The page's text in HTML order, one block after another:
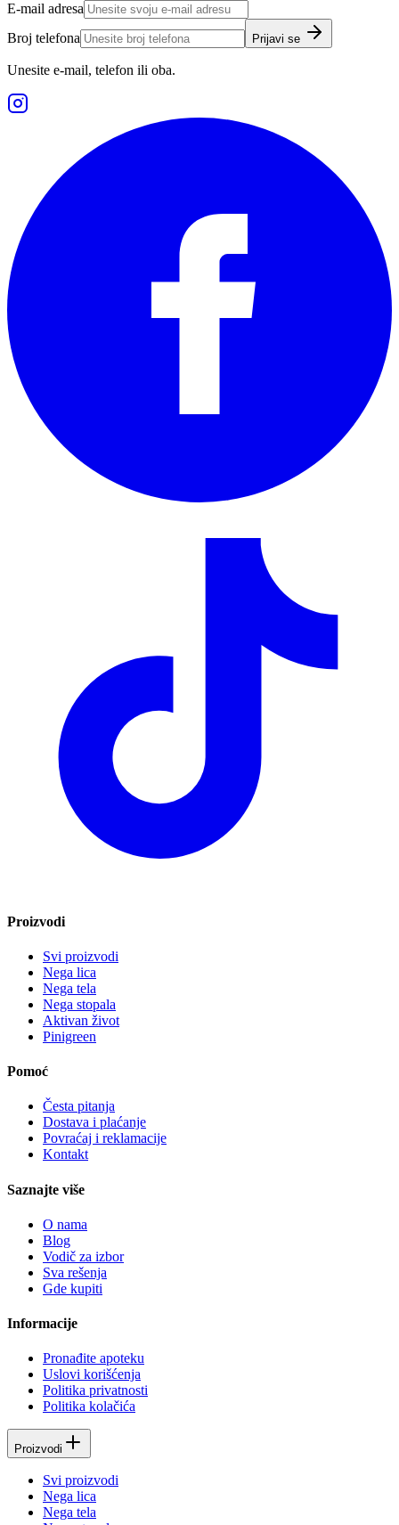
E-mail adresa
Broj telefona
Prijavi se
Unesite e-mail, telefon ili oba.
Proizvodi
Svi proizvodi
Nega lica
Nega tela
Nega stopala
Aktivan život
Pinigreen
Pomoć
Česta pitanja
Dostava i plaćanje
Povraćaj i reklamacije
Kontakt
Saznajte više
O nama
Blog
Vodič za izbor
Sva rešenja
Gde kupiti
Informacije
Pronađite apoteku
Uslovi korišćenja
Politika privatnosti
Politika kolačića
Proizvodi
Svi proizvodi
Nega lica
Nega tela